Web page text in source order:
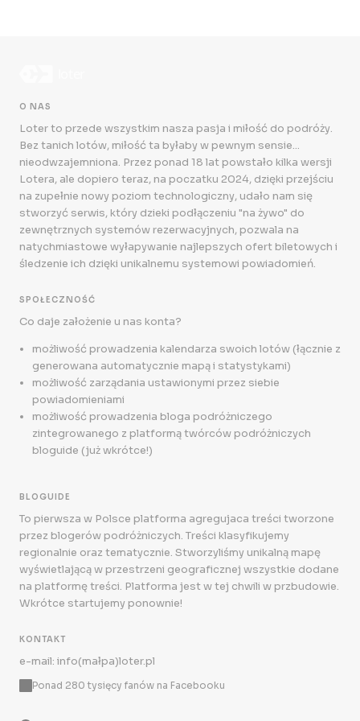
O NAS
Loter to przede wszystkim nasza pasja i miłość do podróży.
Bez tanich lotów, miłość ta byłaby w pewnym sensie...
nieodwzajemniona. Przez ponad 18 lat powstało kilka wersji
Lotera, ale dopiero teraz, na poczatku 2024, dzięki przejściu
na zupełnie nowy poziom technologiczny, udało nam się
stworzyć serwis, który dzieki podłączeniu "na żywo" do
zewnętrznych systemów rezerwacyjnych, pozwala na
natychmiastowe wyłapywanie najlepszych ofert biletowych i
śledzenie ich dzięki unikalnemu systemowi powiadomień.
SPOŁECZNOŚĆ
Co daje założenie u nas konta?
możliwość prowadzenia kalendarza swoich lotów (łącznie z
generowana automatycznie mapą i statystykami)
możliwość zarządania ustawionymi przez siebie
powiadomieniami
możliwość prowadzenia bloga podróżniczego
zintegrowanego z platformą twórców podróżniczych
bloguide (już wkrótce!)
BLOGUIDE
To pierwsza w Polsce platforma agregujaca treści tworzone
przez blogerów podróżniczych. Treści klasyfikujemy
regionalnie oraz tematycznie. Stworzyliśmy unikalną mapę
wyświetlającą w przestrzeni geograficznej wszystkie dodane
na platformę treści. Platforma jest w tej chwili w przbudowie.
Wkrótce startujemy ponownie!
KONTAKT
e-mail: info(małpa)loter.pl
Ponad 280 tysięcy fanów na Facebooku